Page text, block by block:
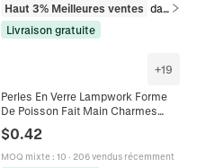
Haut 3% Meilleures ventes
dans Chaînes
Livraison gratuite
+19
Perles En Verre Lampwork Forme
De Poisson Fait Main Charmes
Animaux Colorés Pour Bijoux DIY
Boucle D'oreille Bracelet
$0.42
MOQ mixte: 10 · 206 vendus récemment